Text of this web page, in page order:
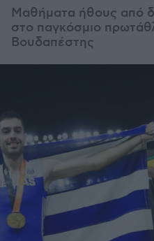
Μαθήματα ήθους από
στο παγκόσμιο
Βουδαπέστης